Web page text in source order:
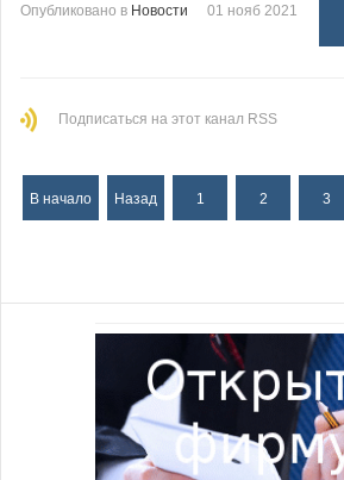
Опубликовано в Новости 01 нояб 2021
Подписаться на этот канал RSS
В начало Назад 1 2 3